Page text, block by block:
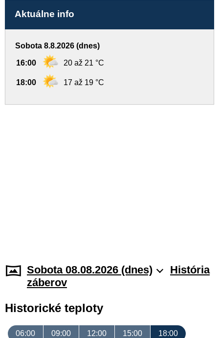
Aktuálne info
Sobota 8.8.2026 (dnes)
16:00 20 až 21 °C
18:00 17 až 19 °C
Sobota 08.08.2026 (dnes)
História
záberov
Historické teploty
06:00 09:00 12:00 15:00 18:00